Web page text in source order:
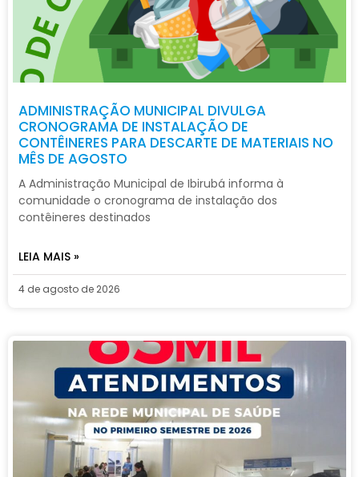
ADMINISTRAÇÃO MUNICIPAL DIVULGA
CRONOGRAMA DE INSTALAÇÃO DE
CONTÊINERES PARA DESCARTE DE MATERIAIS NO
MÊS DE AGOSTO
A Administração Municipal de Ibirubá informa à
comunidade o cronograma de instalação dos
contêineres destinados
LEIA MAIS »
4 de agosto de 2026